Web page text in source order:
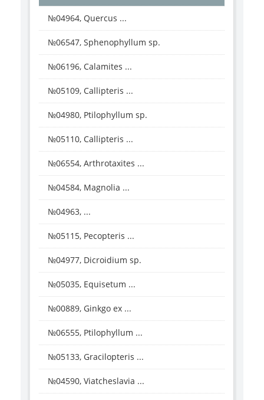
№04964, Quercus ...
№06547, Sphenophyllum sp.
№06196, Calamites ...
№05109, Callipteris ...
№04980, Ptilophyllum sp.
№05110, Callipteris ...
№06554, Arthrotaxites ...
№04584, Magnolia ...
№04963, ...
№05115, Pecopteris ...
№04977, Dicroidium sp.
№05035, Equisetum ...
№00889, Ginkgo ex ...
№06555, Ptilophyllum ...
№05133, Gracilopteris ...
№04590, Viatcheslavia ...